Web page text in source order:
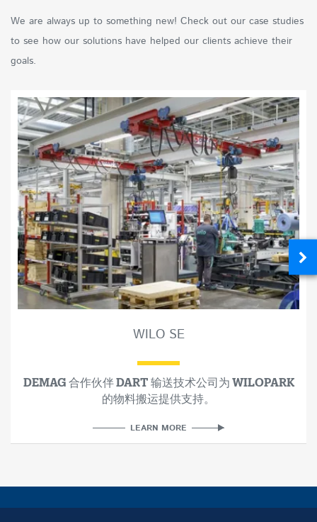
We are always up to something new! Check out our case studies
to see how our solutions have helped our clients achieve their
goals.
WILO SE
DEMAG 合作伙伴 DART 输送技术公司为 WILOPARK
的物料搬运提供支持。
LEARN MORE